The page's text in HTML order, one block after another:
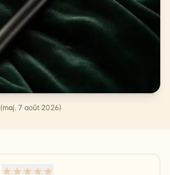
(maj. 7 août 2026)
★ ★ ★ ★ ★